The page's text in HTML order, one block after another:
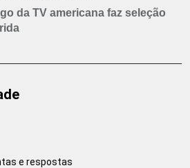
da TV americana faz seleção
e respostas